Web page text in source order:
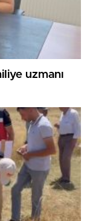
uzmanı